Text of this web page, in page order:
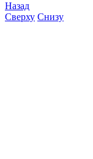
Назад
Сверху Снизу